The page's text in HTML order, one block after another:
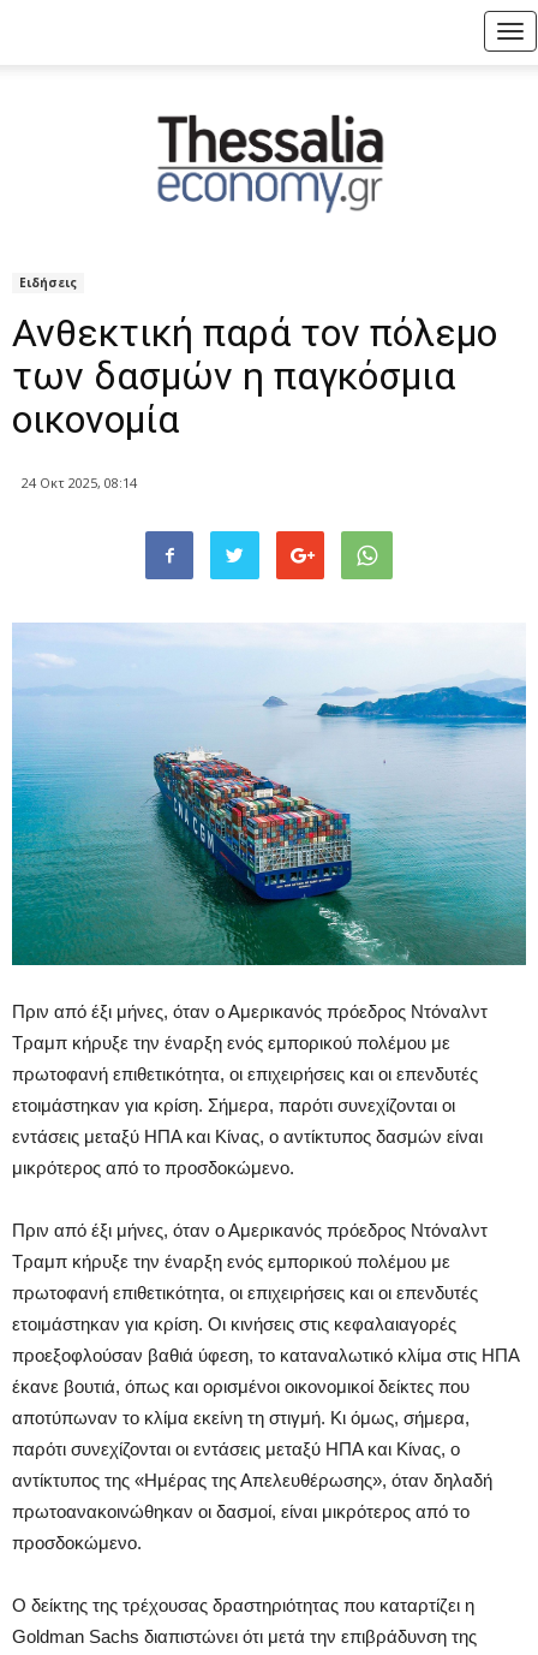
Ειδήσεις
Ανθεκτική παρά τον πόλεμο
των δασμών η παγκόσμια
οικονομία
24 Οκτ 2025, 08:14
Πριν από έξι μήνες, όταν ο Αμερικανός πρόεδρος Ντόναλντ
Τραμπ κήρυξε την έναρξη ενός εμπορικού πολέμου με
πρωτοφανή επιθετικότητα, οι επιχειρήσεις και οι επενδυτές
ετοιμάστηκαν για κρίση. Σήμερα, παρότι συνεχίζονται οι
εντάσεις μεταξύ ΗΠΑ και Κίνας, ο αντίκτυπος δασμών είναι
μικρότερος από το προσδοκώμενο.
Πριν από έξι μήνες, όταν ο Αμερικανός πρόεδρος Ντόναλντ
Τραμπ κήρυξε την έναρξη ενός εμπορικού πολέμου με
πρωτοφανή επιθετικότητα, οι επιχειρήσεις και οι επενδυτές
ετοιμάστηκαν για κρίση. Οι κινήσεις στις κεφαλαιαγορές
προεξοφλούσαν βαθιά ύφεση, το καταναλωτικό κλίμα στις ΗΠΑ
έκανε βουτιά, όπως και ορισμένοι οικονομικοί δείκτες που
αποτύπωναν το κλίμα εκείνη τη στιγμή. Κι όμως, σήμερα,
παρότι συνεχίζονται οι εντάσεις μεταξύ ΗΠΑ και Κίνας, ο
αντίκτυπος της «Ημέρας της Απελευθέρωσης», όταν δηλαδή
πρωτοανακοινώθηκαν οι δασμοί, είναι μικρότερος από το
προσδοκώμενο.
Ο δείκτης της τρέχουσας δραστηριότητας που καταρτίζει η
Goldman Sachs διαπιστώνει ότι μετά την επιβράδυνση της